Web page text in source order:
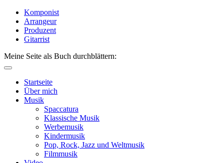
Komponist
Arrangeur
Produzent
Gitarrist
Meine Seite als Buch durchblättern:
Startseite
Über mich
Musik
Spaccatura
Klassische Musik
Werbemusik
Kindermusik
Pop, Rock, Jazz und Weltmusik
Filmmusik